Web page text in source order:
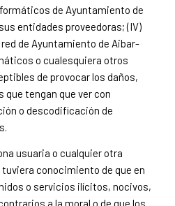
de Ayuntamiento de
entidades proveedoras; (IV)
de Ayuntamiento de Aibar-
o cualesquiera otros
de provocar los daños,
que tengan que ver con
o descodificación de
usuaria o cualquier otra
conocimiento de que en
o servicios ilícitos, nocivos,
a la moral o de que los